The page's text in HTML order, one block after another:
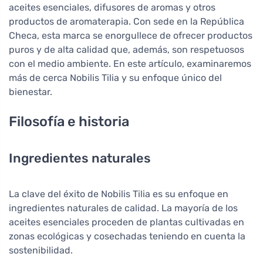
aceites esenciales, difusores de aromas y otros
productos de aromaterapia. Con sede en la República
Checa, esta marca se enorgullece de ofrecer productos
puros y de alta calidad que, además, son respetuosos
con el medio ambiente. En este artículo, examinaremos
más de cerca Nobilis Tilia y su enfoque único del
bienestar.
Filosofía e historia
Ingredientes naturales
La clave del éxito de Nobilis Tilia es su enfoque en
ingredientes naturales de calidad. La mayoría de los
aceites esenciales proceden de plantas cultivadas en
zonas ecológicas y cosechadas teniendo en cuenta la
sostenibilidad.